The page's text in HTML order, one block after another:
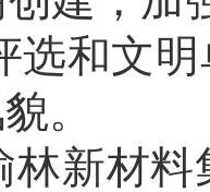
选和文
。
林新材